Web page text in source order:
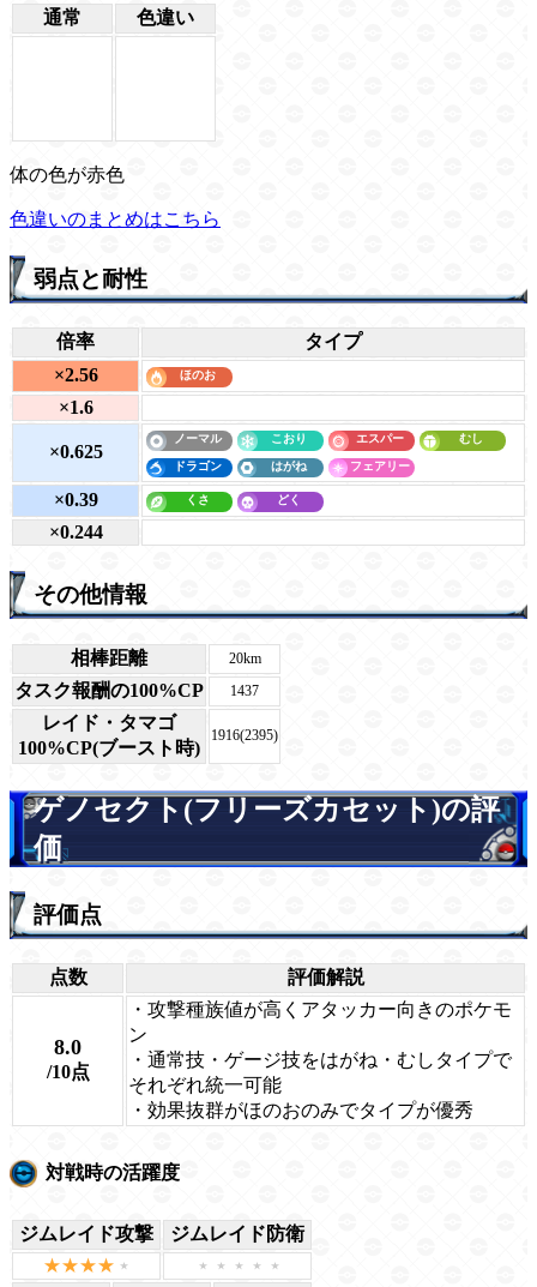
通常 色違い
体の色が赤色
色違いのまとめはこちら
弱点と耐性
倍率
タイプ
×2.56
×1.6
×0.625
×0.39
×0.244
その他情報
相棒距離 20km
タスク報酬の100%CP 1437
レイド・タマゴ
100%CP(ブースト時)
1916(2395)
ゲノセクト(フリーズカセット)の評
価
評価点
点数 評価解説
8.0
/10点
・攻撃種族値が高くアタッカー向きのポケモ
ン
・通常技・ゲージ技をはがね・むしタイプで
それぞれ統一可能
・効果抜群がほのおのみでタイプが優秀
対戦時の活躍度
ジムレイド攻撃 ジムレイド防衛